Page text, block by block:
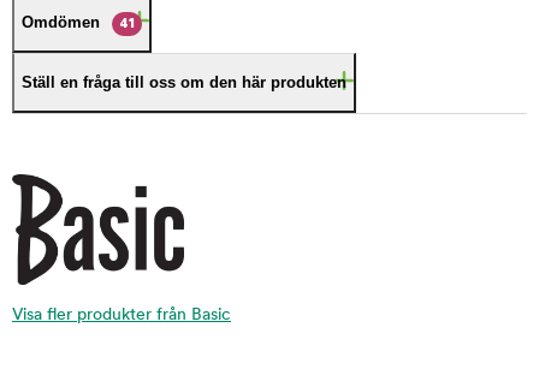
Omdömen 41
Ställ en fråga till oss om den här produkten
Visa fler produkter från Basic